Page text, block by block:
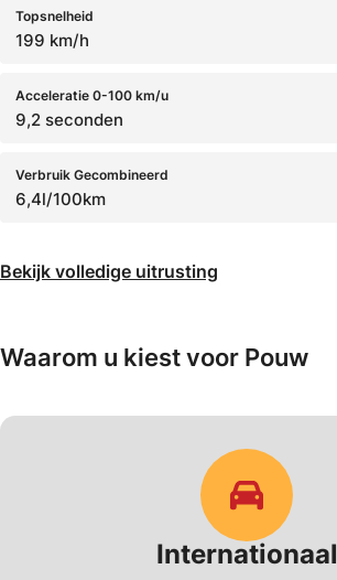
Topsnelheid
199 km/h
Acceleratie 0-100 km/u
9,2 seconden
Verbruik Gecombineerd
6,4l/100km
Bekijk volledige uitrusting
Waarom u kiest voor Pouw
Internationaal